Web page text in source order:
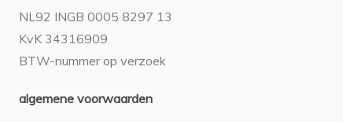
NL92 INGB 0005 8297 13
KvK 34316909
BTW-nummer op verzoek
algemene voorwaarden